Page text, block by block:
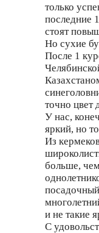
только
последние
стоят
Но сухие
После 1
точно цвет
У нас,
яркий, но
Из
больше,
и не такие
С